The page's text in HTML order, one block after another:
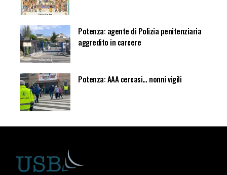
Potenza: agente di Polizia penitenziaria
aggredito in carcere
Potenza: AAA cercasi… nonni vigili